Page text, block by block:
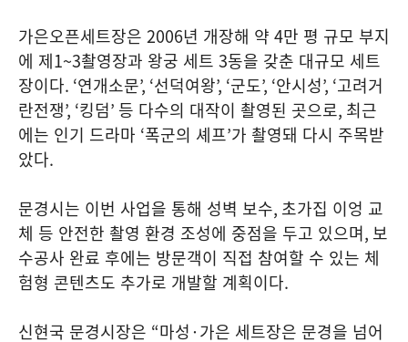
가은오픈세트장은 2006년 개장해 약 4만 평 규모 부지
에 제1~3촬영장과 왕궁 세트 3동을 갖춘 대규모 세트
장이다. ‘연개소문’, ‘선덕여왕’, ‘군도’, ‘안시성’, ‘고려거
란전쟁’, ‘킹덤’ 등 다수의 대작이 촬영된 곳으로, 최근
에는 인기 드라마 ‘폭군의 셰프’가 촬영돼 다시 주목받
았다.
문경시는 이번 사업을 통해 성벽 보수, 초가집 이엉 교
체 등 안전한 촬영 환경 조성에 중점을 두고 있으며, 보
수공사 완료 후에는 방문객이 직접 참여할 수 있는 체
험형 콘텐츠도 추가로 개발할 계획이다.
신현국 문경시장은 “마성·가은 세트장은 문경을 넘어